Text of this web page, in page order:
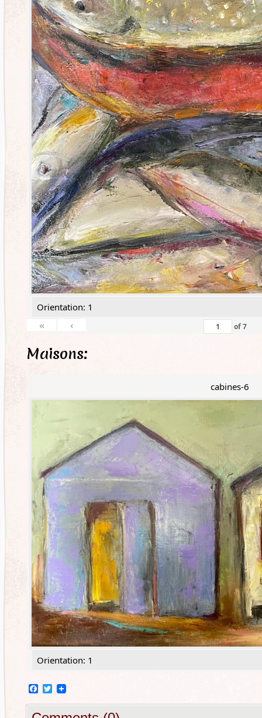
Orientation: 1
«
‹ of7
Maisons:
cabines-6
Orientation: 1
Facebook
Twitter